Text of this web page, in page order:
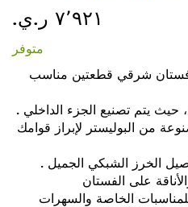
إلى
معرض
الصور
٧٬٩٢١ ر.ي.‏
متوفر
شرقي قطعتين مناسب
حيث يتم تصنيع الجزء الداخلي
من البوليستر لإبراز قوامك